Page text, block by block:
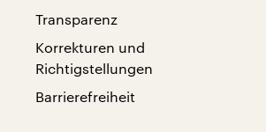
Transparenz
Korrekturen und
Richtigstellungen
Barrierefreiheit